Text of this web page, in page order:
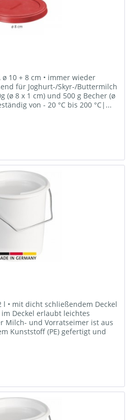
10 + 8 cm • immer wieder
für Joghurt-/Skyr-/Buttermilch
(ø 8 x 1 cm) und 500 g Becher (ø
von - 20 °C bis 200 °C|...
• mit dicht schließendem Deckel
Deckel erlaubt leichtes
Milch- und Vorratseimer ist aus
Kunststoff (PE) gefertigt und